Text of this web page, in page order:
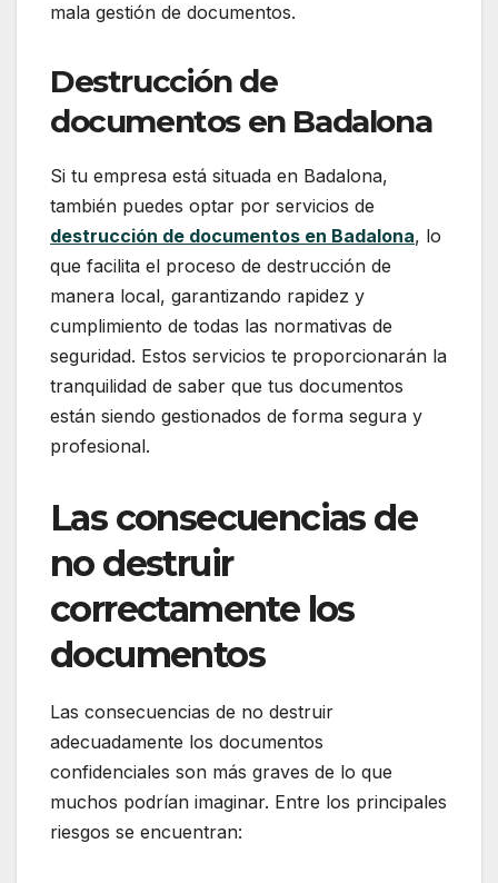
mala gestión de documentos.
Destrucción de
documentos en Badalona
Si tu empresa está situada en Badalona,
también puedes optar por servicios de
destrucción de documentos en Badalona, lo
que facilita el proceso de destrucción de
manera local, garantizando rapidez y
cumplimiento de todas las normativas de
seguridad. Estos servicios te proporcionarán la
tranquilidad de saber que tus documentos
están siendo gestionados de forma segura y
profesional.
Las consecuencias de
no destruir
correctamente los
documentos
Las consecuencias de no destruir
adecuadamente los documentos
confidenciales son más graves de lo que
muchos podrían imaginar. Entre los principales
riesgos se encuentran: